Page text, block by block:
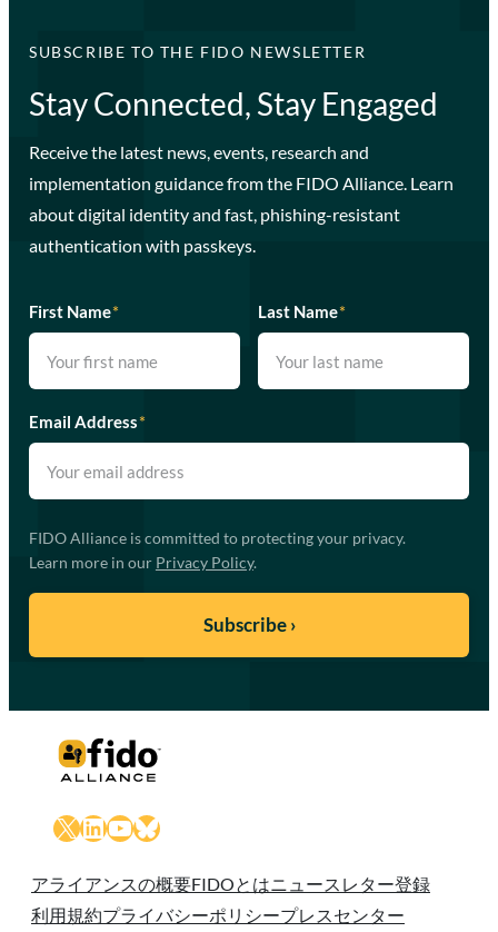
SUBSCRIBE TO THE FIDO NEWSLETTER
Stay Connected, Stay Engaged
Receive the latest news, events, research and
implementation guidance from the FIDO Alliance. Learn
about digital identity and fast, phishing-resistant
authentication with passkeys.
First Name* Last Name*
Email Address*
FIDO Alliance is committed to protecting your privacy.
Learn more in our Privacy Policy.
X LinkedIn
YouTube
Bluesky
アライアンスの概要FIDOとは ニュースレター登録
利用規約プライバシーポリシープレスセンター